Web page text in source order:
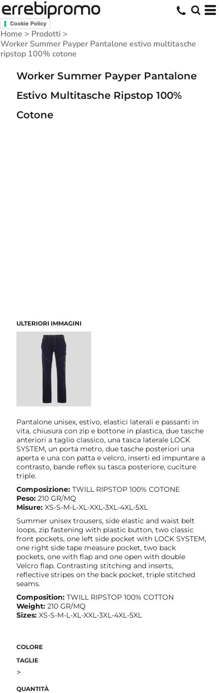
Cookie Policy
Home > Prodotti >
Worker Summer Payper Pantalone estivo multitasche
ripstop 100% cotone
Worker Summer Payper Pantalone
Estivo Multitasche Ripstop 100%
Cotone
ULTERIORI IMMAGINI
Pantalone unisex, estivo, elastici laterali e passanti in
vita, chiusura con zip e bottone in plastica, due tasche
anteriori a taglio classico, una tasca laterale LOCK
SYSTEM, un porta metro, due tasche posteriori una
aperta e una con patta e velcro, inserti ed impuntare a
contrasto, bande reflex su tasca posteriore, cuciture
triple.
Composizione: TWILL RIPSTOP 100% COTONE
Peso: 210 GR/MQ
Misure: XS-S-M-L-XL-XXL-3XL-4XL-5XL
Summer unisex trousers, side elastic and waist belt
loops, zip fastening with plastic button, two classic
front pockets, one left side pocket with LOCK SYSTEM,
one right side tape measure pocket, two back
pockets, one with flap and one open with double
Velcro flap. Contrasting stitching and inserts,
reflective stripes on the back pocket, triple stitched
seams.
Composition: TWILL RIPSTOP 100% COTTON
Weight: 210 GR/MQ
Sizes: XS-S-M-L-XL-XXL-3XL-4XL-5XL
COLORE
TAGLIE
>
QUANTITÀ